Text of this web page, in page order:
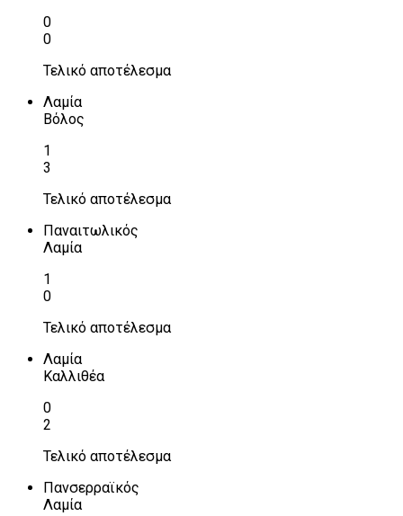
0
0
Τελικό αποτέλεσμα
Λαμία
Βόλος
1
3
Τελικό αποτέλεσμα
Παναιτωλικός
Λαμία
1
0
Τελικό αποτέλεσμα
Λαμία
Καλλιθέα
0
2
Τελικό αποτέλεσμα
Πανσερραϊκός
Λαμία